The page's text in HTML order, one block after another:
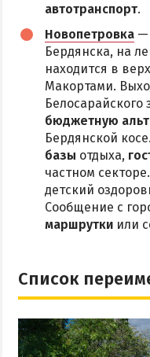
автотранспорт.
Новопетровка —
Бердянска, на
находится в
Макортами.
Белосарайского
бюджетную
Бердянской
базы отдыха,
частном
детский
Сообщение с
маршрутки или
Список